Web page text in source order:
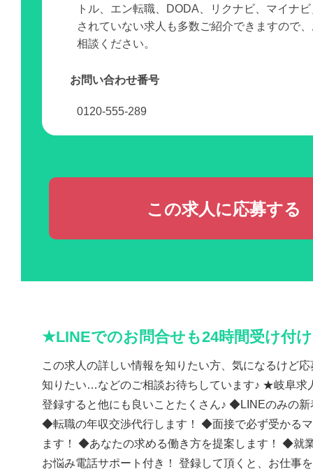
トル、エン転職、DODA、リクナビ、マイナ
されていない求人も多数ご紹介できますので
相談ください。
お問い合わせ番号
0120-555-289
この求人に応募する
★LINEでのお問合せも24時間受け付
この求人の詳しい情報を知りたい方、気になるけど
知りたい…などのご相談お待ちしています♪ ★岐阜求
登録すると他にも良いことたくさん♪ ◆LINEのみの
◆転職の年収交渉代行します！ ◆面接で必ず受かる
ます！ ◆あなたの求める働き方を提案します！ ◆就
お悩み電話サポート付き！ 登録して頂くと、お仕事